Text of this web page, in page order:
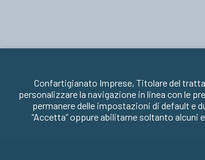
Confartigianato Imprese, Titolare del
personalizzare la navigazione in linea con le
permanere delle impostazioni di default e
“Accetta” oppure abilitarne soltanto alcuni